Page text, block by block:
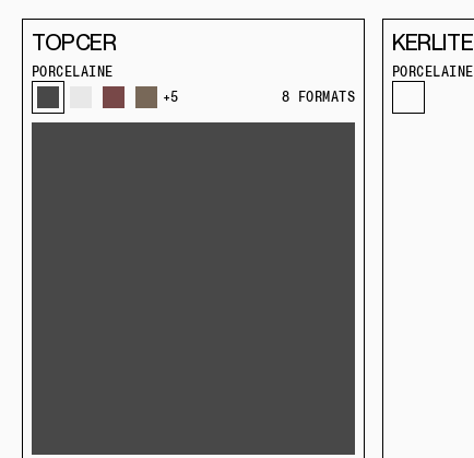
TOPCER
PORCELAINE
+5
8 FORMATS
KERLITE
PORCELAINE